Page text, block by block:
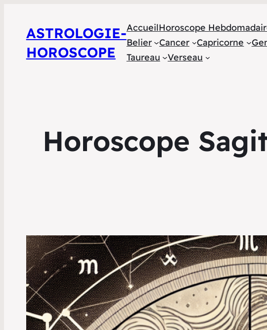
ASTROLOGIE-
HOROSCOPE
AccueilHoroscope
Belier
Cancer Capricorne
Taureau
Verseau
Horoscope